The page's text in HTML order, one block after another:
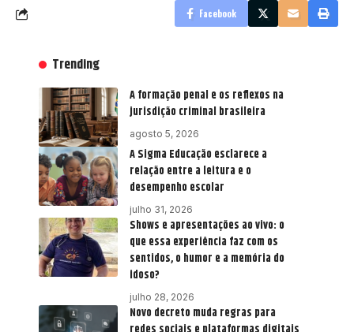
Facebook
Trending
A formação penal e os reflexos na
jurisdição criminal brasileira
agosto 5, 2026
A Sigma Educação esclarece a
relação entre a leitura e o
desempenho escolar
julho 31, 2026
Shows e apresentações ao vivo: o
que essa experiência faz com os
sentidos, o humor e a memória do
idoso?
julho 28, 2026
Novo decreto muda regras para